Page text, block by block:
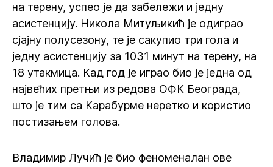
на терену, успео је да забележи и једну
асистенцију. Никола Митуљикић је одиграо
сјајну полусезону, те је сакупио три гола и
једну асистенцију за 1031 минут на терену, на
18 утакмица. Кад год је играо био је једна од
највећих претњи из редова ОФК Београда,
што је тим са Карабурме неретко и користио
постизањем голова.
Владимир Лучић је био феноменалан ове